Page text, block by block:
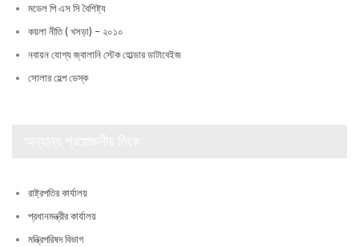
মডেল পি এস সি বৈশিষ্ট্য
কয়লা নীতি ( খসড়া) – ২০১০
নবায়ন যোগ্য জ্বালানি স্টেক হোল্ডার ডাটাবেইজ
সোলার হেল্প ডেস্ক
রাষ্ট্রপতির কার্যালয়
প্রধানমন্ত্রীর কার্যালয়
মন্ত্রিপরিষদ বিভাগ